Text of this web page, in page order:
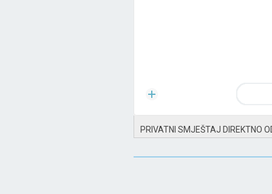
PRIVATNI SMJEŠTAJ DIREKTNO